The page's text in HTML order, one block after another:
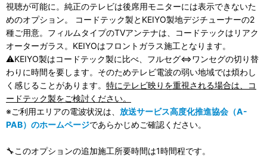
視聴が可能に。純正のテレビは後席用モニターには表示できないた
めのオプション。 コードテック製とKEIYO製地デジチューナーの2
種ご用意。フィルムタイプのTVアンテナは、コードテックはリアク
オーターガラス。KEIYOはフロントガラス施工となります。
⚠KEIYO製はコードテック製に比べ、フルセグ⇔ワンセグの切り替
わりに時間を要します。そのためテレビ電波の弱い地域では煩わし
く感じることがあります。 特にテレビ映りを重視される場合は、コ
ードテック製をご検討ください。
※ご利用エリアの電波状況は、 放送サービス高度化推進協会（A-
PAB）のホームページであらかじめご確認ください。
🔧このオプションの追加施工所要時間は1時間程です。